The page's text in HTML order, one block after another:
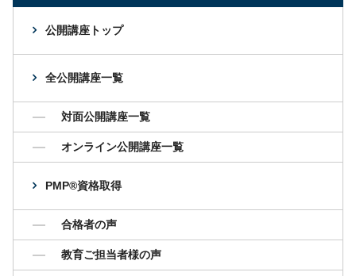
公開講座トップ
全公開講座一覧
対面公開講座一覧
オンライン公開講座一覧
PMP®資格取得
合格者の声
教育ご担当者様の声